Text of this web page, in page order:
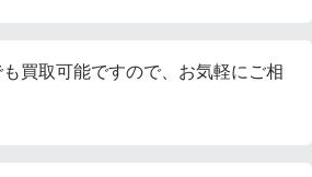
も買取可能ですので、お気軽にご相